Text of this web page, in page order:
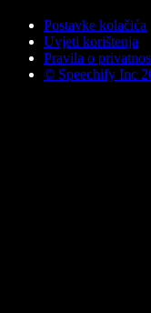
Postavke kolačića
Uvjeti korištenja
Pravila o
© Speechify Inc